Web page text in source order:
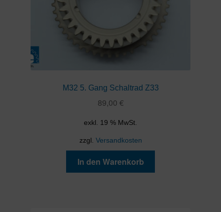
M32 5. Gang Schaltrad Z33
89,00 €
exkl. 19 % MwSt.
zzgl. Versandkosten
In den Warenkorb